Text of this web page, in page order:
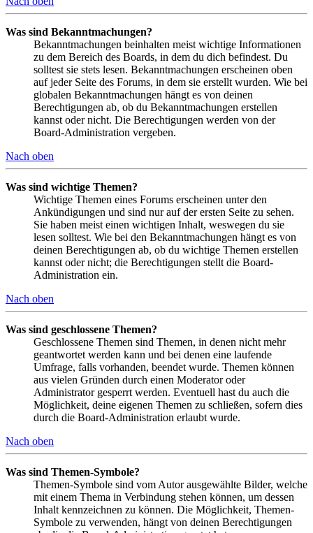
Was sind Bekanntmachungen?
Bekanntmachungen beinhalten meist wichtige Informationen
zu dem Bereich des Boards, in dem du dich befindest. Du
solltest sie stets lesen. Bekanntmachungen erscheinen oben
auf jeder Seite des Forums, in dem sie erstellt wurden. Wie bei
globalen Bekanntmachungen hängt es von deinen
Berechtigungen ab, ob du Bekanntmachungen erstellen
kannst oder nicht. Die Berechtigungen werden von der
Board-Administration vergeben.
Nach oben
Was sind wichtige Themen?
Wichtige Themen eines Forums erscheinen unter den
Ankündigungen und sind nur auf der ersten Seite zu sehen.
Sie haben meist einen wichtigen Inhalt, weswegen du sie
lesen solltest. Wie bei den Bekanntmachungen hängt es von
deinen Berechtigungen ab, ob du wichtige Themen erstellen
kannst oder nicht; die Berechtigungen stellt die Board-
Administration ein.
Nach oben
Was sind geschlossene Themen?
Geschlossene Themen sind Themen, in denen nicht mehr
geantwortet werden kann und bei denen eine laufende
Umfrage, falls vorhanden, beendet wurde. Themen können
aus vielen Gründen durch einen Moderator oder
Administrator gesperrt werden. Eventuell hast du auch die
Möglichkeit, deine eigenen Themen zu schließen, sofern dies
durch die Board-Administration erlaubt wurde.
Nach oben
Was sind Themen-Symbole?
Themen-Symbole sind vom Autor ausgewählte Bilder, welche
mit einem Thema in Verbindung stehen können, um dessen
Inhalt kennzeichnen zu können. Die Möglichkeit, Themen-
Symbole zu verwenden, hängt von deinen Berechtigungen